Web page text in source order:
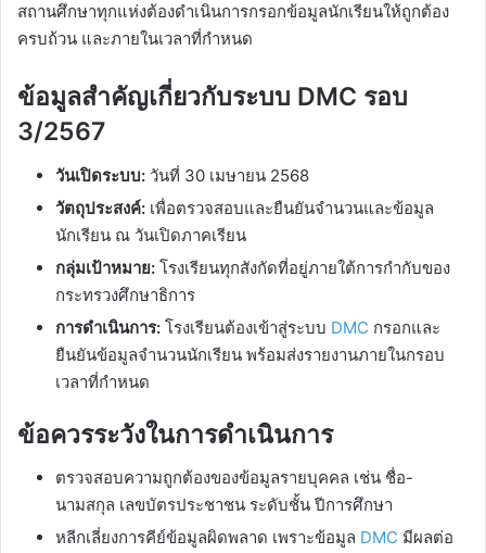
สถานศึกษาทุกแห่งต้องดำเนินการกรอกข้อมูลนักเรียนให้ถูกต้อง
ครบถ้วน และภายในเวลาที่กำหนด
ข้อมูลสำคัญเกี่ยวกับระบบ DMC รอบ
3/2567
วันเปิดระบบ: วันที่ 30 เมษายน 2568
วัตถุประสงค์: เพื่อตรวจสอบและยืนยันจำนวนและข้อมูล
นักเรียน ณ วันเปิดภาคเรียน
กลุ่มเป้าหมาย: โรงเรียนทุกสังกัดที่อยู่ภายใต้การกำกับของ
กระทรวงศึกษาธิการ
การดำเนินการ: โรงเรียนต้องเข้าสู่ระบบ DMC กรอกและ
ยืนยันข้อมูลจำนวนนักเรียน พร้อมส่งรายงานภายในกรอบ
เวลาที่กำหนด
ข้อควรระวังในการดำเนินการ
ตรวจสอบความถูกต้องของข้อมูลรายบุคคล เช่น ชื่อ-
นามสกุล เลขบัตรประชาชน ระดับชั้น ปีการศึกษา
หลีกเลี่ยงการคีย์ข้อมูลผิดพลาด เพราะข้อมูล DMC มีผลต่อ